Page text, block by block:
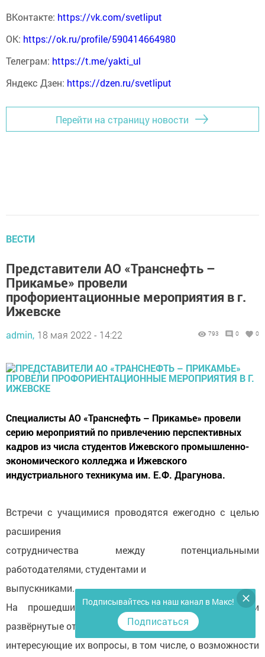
ВКонтакте: https://vk.com/svetliput
ОК: https://ok.ru/profile/590414664980
Телеграм: https://t.me/yakti_ul
Яндекс Дзен: https://dzen.ru/svetliput
Перейти на страницу новости
ВЕСТИ
Представители АО «Транснефть –
Прикамье» провели
профориентационные мероприятия в г.
Ижевске
admin, 18 мая 2022 - 14:22 793 0 0
Специалисты АО «Транснефть – Прикамье» провели
серию мероприятий по привлечению перспективных
кадров из числа студентов Ижевского промышленно-
экономического колледжа и Ижевского
индустриального техникума им. Е.Ф. Драгунова.
Встречи с учащимися проводятся ежегодно с целью
расширения
сотрудничества между потенциальными
работодателями, студентами и
выпускниками.
На прошедших мероприятиях студенты получили
развёрнутые ответы на
интересующие их вопросы, в том числе, о возможности
Подписывайтесь на наш канал в Макс!
Подписаться